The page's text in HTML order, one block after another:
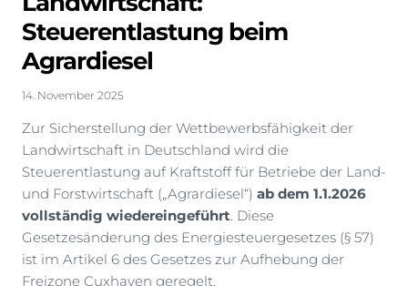
Steuerentlastung beim
Agrardiesel
14. November 2025
Zur Sicherstellung der Wettbewerbsfähigkeit der
Landwirtschaft in Deutschland wird die
Steuerentlastung auf Kraftstoff für Betriebe der Land-
und Forstwirtschaft („Agrardiesel“) ab dem 1.1.2026
vollständig wiedereingeführt . Diese
Gesetzesänderung des Energiesteuergesetzes (§ 57)
ist im Artikel 6 des Gesetzes zur Aufhebung der
Freizone Cuxhaven geregelt.